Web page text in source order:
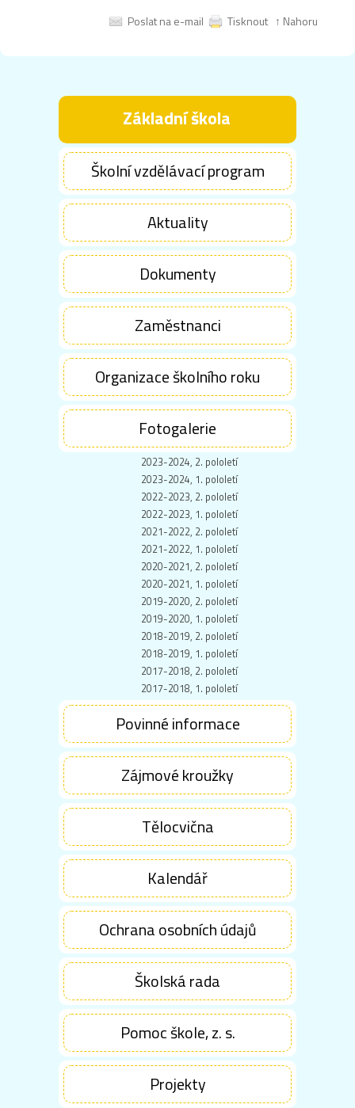
Poslat na e-mail Tisknout ↑ Nahoru
Základní škola
Školní vzdělávací program
Aktuality
Dokumenty
Zaměstnanci
Organizace školního roku
Fotogalerie
2023-2024, 2. pololetí
2023-2024, 1. pololetí
2022-2023, 2. pololetí
2022-2023, 1. pololetí
2021-2022, 2. pololetí
2021-2022, 1. pololetí
2020-2021, 2. pololetí
2020-2021, 1. pololetí
2019-2020, 2. pololetí
2019-2020, 1. pololetí
2018-2019, 2. pololetí
2018-2019, 1. pololetí
2017-2018, 2. pololetí
2017-2018, 1. pololetí
Povinné informace
Zájmové kroužky
Tělocvična
Kalendář
Ochrana osobních údajů
Školská rada
Pomoc škole, z. s.
Projekty